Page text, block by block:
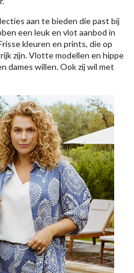
aan te bieden die past bij
een leuk en vlot aanbod in
kleuren en prints, die op
zijn. Vlotte modellen en hippe
dames willen. Ook zij wil met